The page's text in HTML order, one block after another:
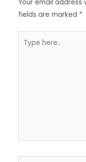
Your email address
fields are marked *